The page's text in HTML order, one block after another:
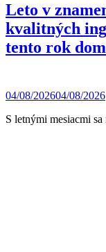
Leto v
kvalitných
tento rok
04/08/202604/08/2026
S letnými mesiacmi